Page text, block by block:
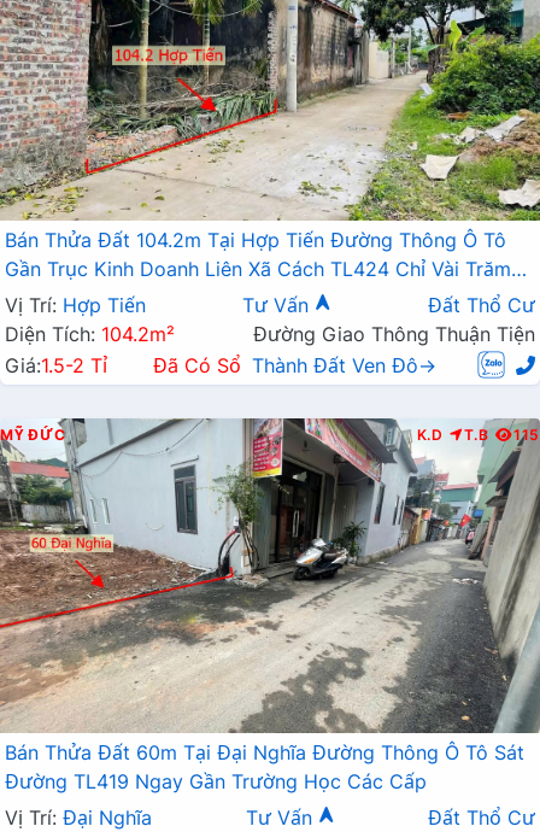
Bán Thửa Đất 104.2m Tại Hợp Tiến Đường Thông Ô Tô
Gần Trục Kinh Doanh Liên Xã Cách TL424 Chỉ Vài Trăm
Mét
Vị Trí: Hợp Tiến Tư Vấn
Đất Thổ Cư
Diện Tích: 104.2m²
Đường Giao Thông Thuận Tiện
Giá:1.5-2 Tỉ Đã Có Sổ Thành Đất Ven Đô→
MỸ ĐỨC K.D T.B 115
Bán Thửa Đất 60m Tại Đại Nghĩa Đường Thông Ô Tô Sát
Đường TL419 Ngay Gần Trường Học Các Cấp
Vị Trí: Đại Nghĩa Tư Vấn
Đất Thổ Cư